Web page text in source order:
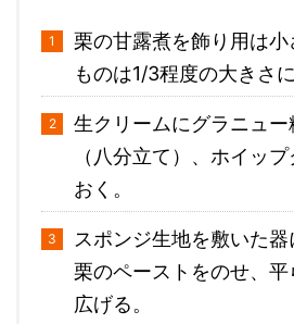
栗の甘露煮を飾り用は
ものは1/3程度の大きさに
生クリームにグラニュ
（八分立て）、ホイッ
おく。
スポンジ生地を敷いた器
栗のペーストをのせ、平
広げる。